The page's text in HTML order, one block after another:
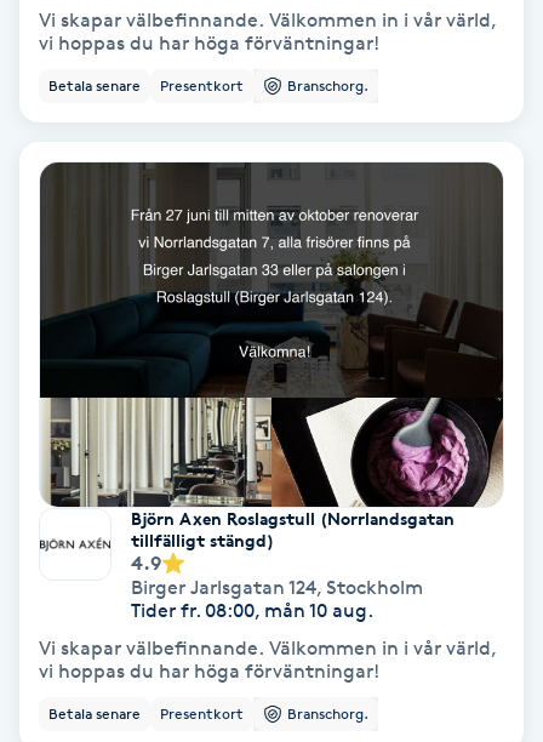
Paraffinbehandling
Pedikyr
Pensionärklippning
Permanent hårborttagning
Permanent ögonbrynsmakeup
Personal shopper
Personlig tränare
Picolaser
Piercing
Pigmentbehandling
Vi skapar välbefinnande. Välkommen in i vår värld,
vi hoppas du har höga förväntningar!
Betala senare Presentkort Branschorg.
Björn Axen Roslagstull (Norrlandsgatan
tillfälligt stängd)
4.9
Birger Jarlsgatan 124, Stockholm
Tider fr. 08:00, mån 10 aug.
Vi skapar välbefinnande. Välkommen in i vår värld,
vi hoppas du har höga förväntningar!
Betala senare Presentkort Branschorg.